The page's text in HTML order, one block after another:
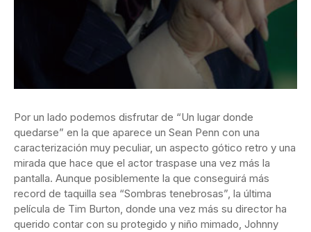
Por un lado podemos disfrutar de “Un lugar donde
quedarse” en la que aparece un Sean Penn con una
caracterización muy peculiar, un aspecto gótico retro y una
mirada que hace que el actor traspase una vez más la
pantalla. Aunque posiblemente la que conseguirá más
record de taquilla sea “Sombras tenebrosas”, la última
película de Tim Burton, donde una vez más su director ha
querido contar con su protegido y niño mimado, Johnny